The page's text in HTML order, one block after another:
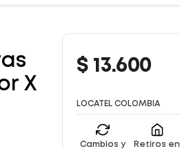
X
$ 13.600
LOCATEL COLOMBIA
Cambios y
Retiros en